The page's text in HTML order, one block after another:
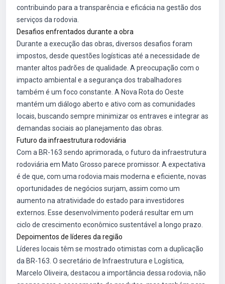
contribuindo para a transparência e eficácia na gestão dos
serviços da rodovia.
Desafios enfrentados durante a obra
Durante a execução das obras, diversos desafios foram
impostos, desde questões logísticas até a necessidade de
manter altos padrões de qualidade. A preocupação com o
impacto ambiental e a segurança dos trabalhadores
também é um foco constante. A Nova Rota do Oeste
mantém um diálogo aberto e ativo com as comunidades
locais, buscando sempre minimizar os entraves e integrar as
demandas sociais ao planejamento das obras.
Futuro da infraestrutura rodoviária
Com a BR-163 sendo aprimorada, o futuro da infraestrutura
rodoviária em Mato Grosso parece promissor. A expectativa
é de que, com uma rodovia mais moderna e eficiente, novas
oportunidades de negócios surjam, assim como um
aumento na atratividade do estado para investidores
externos. Esse desenvolvimento poderá resultar em um
ciclo de crescimento econômico sustentável a longo prazo.
Depoimentos de líderes da região
Líderes locais têm se mostrado otimistas com a duplicação
da BR-163. O secretário de Infraestrutura e Logística,
Marcelo Oliveira, destacou a importância dessa rodovia, não